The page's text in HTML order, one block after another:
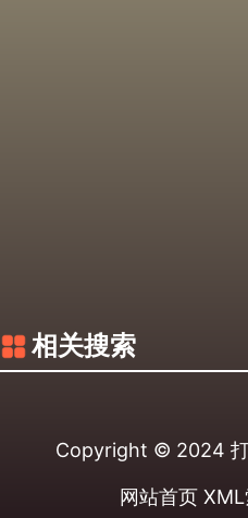
相关搜索
Copyright © 2024
网站首页 XML